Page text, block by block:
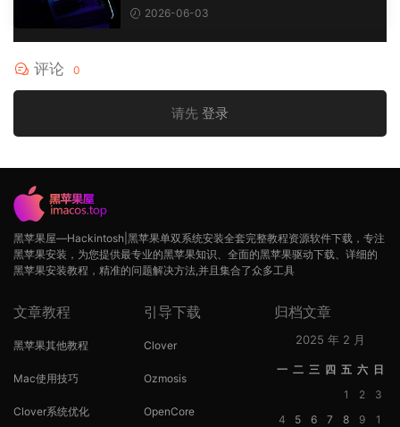
ackintosh
2026-06-03
评论 0
请先 登录
黑苹果屋—Hackintosh|黑苹果单双系统安装全套完整教程资源软件下载，专注
黑苹果安装，为您提供最专业的黑苹果知识、全面的黑苹果驱动下载、详细的
黑苹果安装教程，精准的问题解决方法,并且集合了众多工具
文章教程
黑苹果其他教程
Mac使用技巧
Clover系统优化
引导下载
Clover
Ozmosis
OpenCore
归档文章
2025 年 2 月
一 二 三 四 五 六 日
1
2
3
4
5 6 7 8 9
1